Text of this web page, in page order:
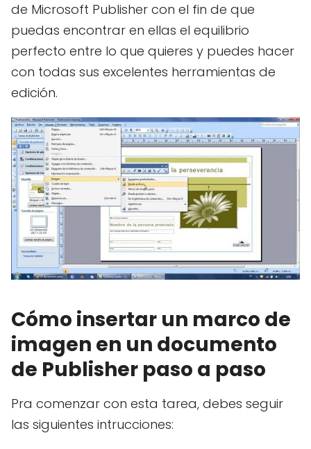
de Microsoft Publisher con el fin de que
puedas encontrar en ellas el equilibrio
perfecto entre lo que quieres y puedes hacer
con todas sus excelentes herramientas de
edición.
Cómo insertar un marco de
imagen en un documento
de Publisher paso a paso
Pra comenzar con esta tarea, debes seguir
las siguientes intrucciones: